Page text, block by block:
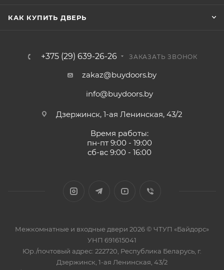
КАК КУПИТЬ ДВЕРЬ
+375 (29) 639-26-26 ЗАКАЗАТЬ ЗВОНОК
zakaz@buydoors.by
info@buydoors.by
Дзержинск, 1-ая Ленинская, 43/2
Время работы:
пн-пт 9:00 - 19:00
сб-вс 9:00 - 16:00
Межкомнатные и входные двери 2026 © ЧТУП «Байдорс»
УНП 691615041
Юр./почтовый адрес: 222720, Республика Беларусь, г.
Дзержинск, 1-ая Ленинская, 43/2